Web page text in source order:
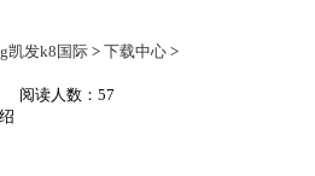
凯发k8国际 > 下载中心 >
阅读人数：57